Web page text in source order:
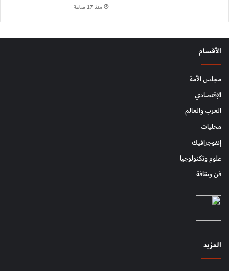
منذ 17 ساعة
الأقسام
مجلس الأمة
الإقتصادي
العرب والعالم
محليات
إنفوجرافيك
علوم وتكنولوجيا
فن وثقافة
المزيد